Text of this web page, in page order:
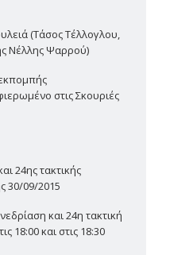
(Τάσος Τέλλογλου,
Νέλλης Ψαρρού)
στις Σκουριές
24ης τακτικής
30/09/2015
και 24η τακτική
18:00 και στις 18:30